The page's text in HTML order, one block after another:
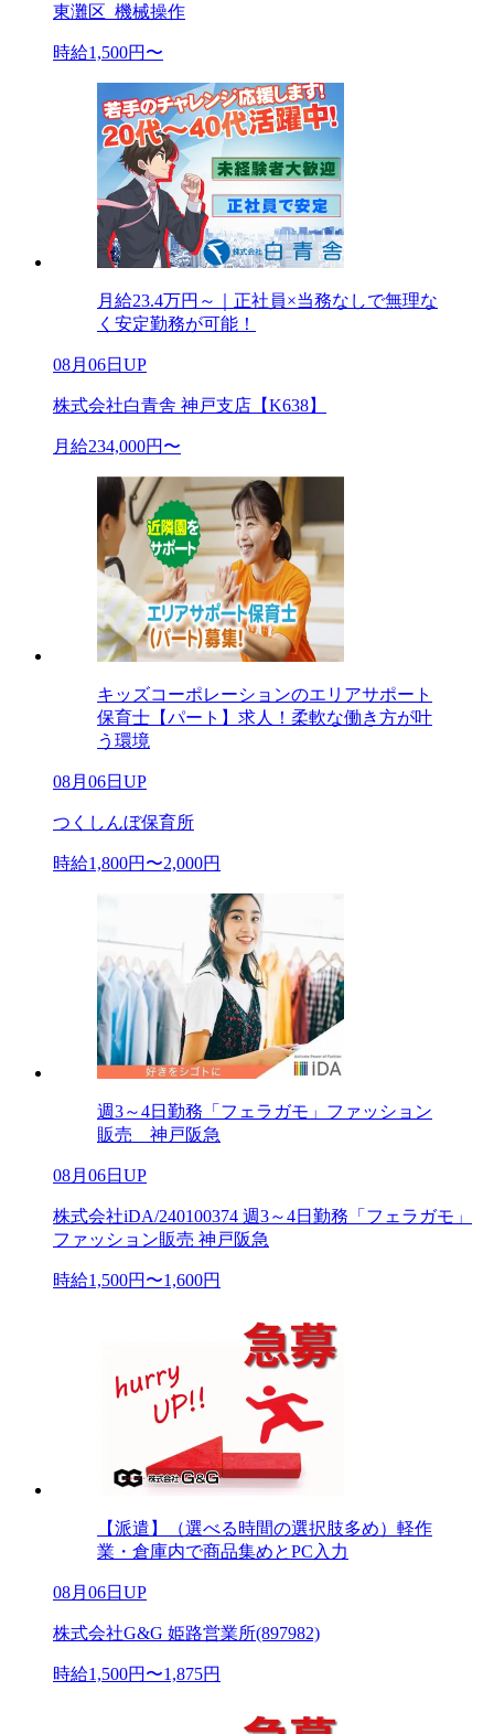
東灘区_機械操作
時給1,500円〜
月給23.4万円～｜正社員×当務なしで無理な
く安定勤務が可能！
08月06日UP
株式会社白青舎 神戸支店【K638】
月給234,000円〜
キッズコーポレーションのエリアサポート
保育士【パート】求人！柔軟な働き方が叶
う環境
08月06日UP
つくしんぼ保育所
時給1,800円〜2,000円
週3～4日勤務「フェラガモ」ファッション
販売 神戸阪急
08月06日UP
株式会社iDA/240100374 週3～4日勤務「フェラガモ」
ファッション販売 神戸阪急
時給1,500円〜1,600円
【派遣】（選べる時間の選択肢多め）軽作
業・倉庫内で商品集めとPC入力
08月06日UP
株式会社G&G 姫路営業所(897982)
時給1,500円〜1,875円